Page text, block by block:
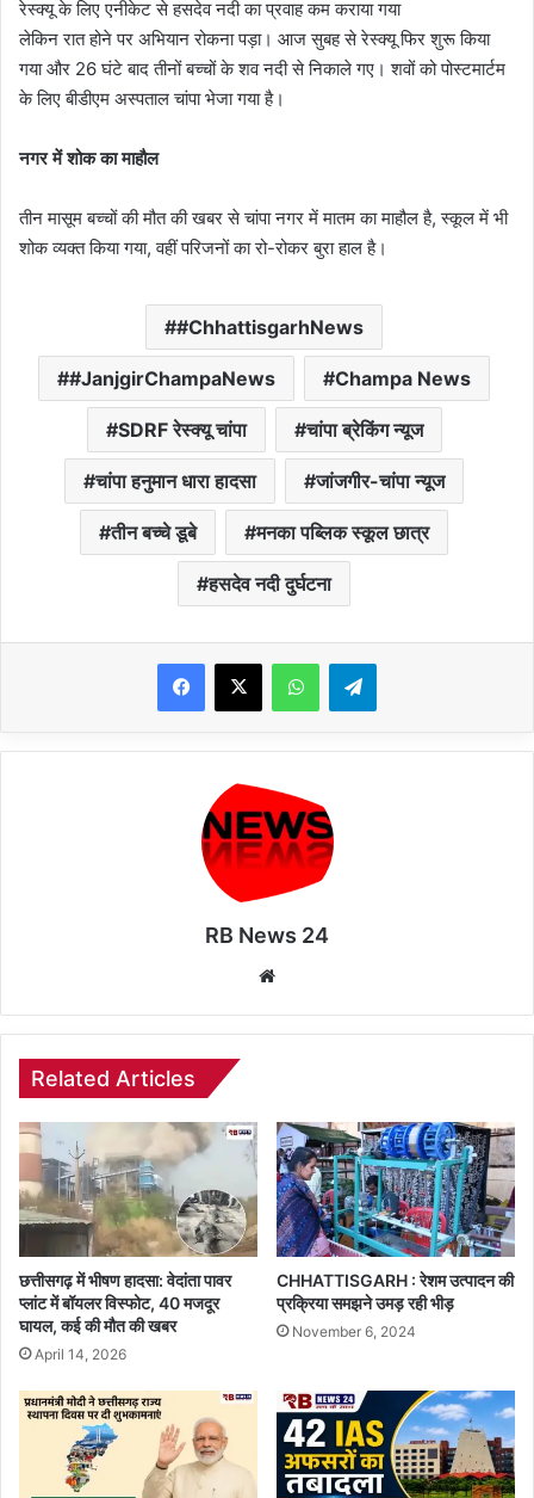
रेस्क्यू के लिए एनीकेट से हसदेव नदी का प्रवाह कम कराया गया
लेकिन रात होने पर अभियान रोकना पड़ा। आज सुबह से रेस्क्यू फिर शुरू किया
गया और 26 घंटे बाद तीनों बच्चों के शव नदी से निकाले गए। शवों को पोस्टमार्टम
के लिए बीडीएम अस्पताल चांपा भेजा गया है।
नगर में शोक का माहौल
तीन मासूम बच्चों की मौत की खबर से चांपा नगर में मातम का माहौल है, स्कूल में भी
शोक व्यक्त किया गया, वहीं परिजनों का रो-रोकर बुरा हाल है।
#ChhattisgarhNews
#JanjgirChampaNews Champa News
SDRF रेस्क्यू चांपा चांपा ब्रेकिंग न्यूज
चांपा हनुमान धारा हादसा जांजगीर-चांपा न्यूज
तीन बच्चे डूबे मनका पब्लिक स्कूल छात्र
हसदेव नदी दुर्घटना
WhatsAppTelegram
RB News 24
Related Articles
छत्तीसगढ़ में भीषण हादसा: वेदांता पावर
प्लांट में बॉयलर विस्फोट, 40 मजदूर
घायल, कई की मौत की खबर
April 14, 2026
CHHATTISGARH : रेशम उत्पादन की
प्रक्रिया समझने उमड़ रही भीड़
November 6, 2024